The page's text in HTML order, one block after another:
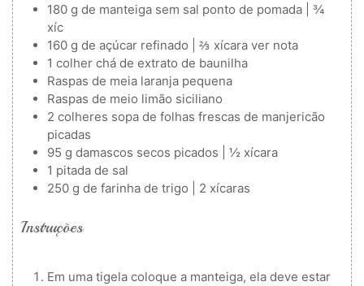
180 g de manteiga sem sal ponto de pomada | ¾
xíc
160 g de açúcar refinado | ⅔ xícara ver nota
1 colher chá de extrato de baunilha
Raspas de meia laranja pequena
Raspas de meio limão siciliano
2 colheres sopa de folhas frescas de manjericão
picadas
95 g damascos secos picados | ½ xícara
1 pitada de sal
250 g de farinha de trigo | 2 xícaras
Instruções
Em uma tigela coloque a manteiga, ela deve estar